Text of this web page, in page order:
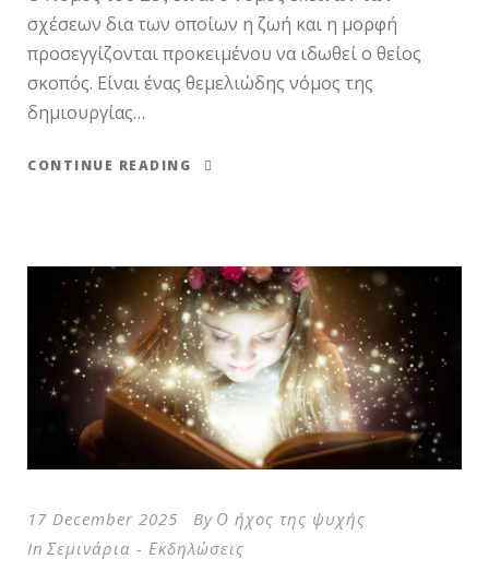
σχέσεων δια των οποίων η ζωή και η μορφή
προσεγγίζονται προκειμένου να ιδωθεί ο θείος
σκοπός. Είναι ένας θεμελιώδης νόμος της
δημιουργίας…
CONTINUE READING
17 December 2025 By Ο ήχος της ψυχής
In Σεμινάρια - Εκδηλώσεις